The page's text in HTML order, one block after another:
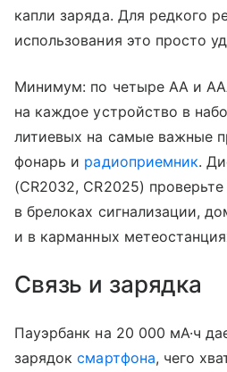
капли заряда. Для редкого
использования это просто
Минимум: по четыре AA и
на каждое устройство в
литиевых на самые важные
фонарь и радиоприемник.
(CR2032, CR2025)
в брелоках сигнализации,
и в карманных
Связь и зарядка
Пауэрбанк на 20 000 мА·ч
зарядоксмартфона, чего